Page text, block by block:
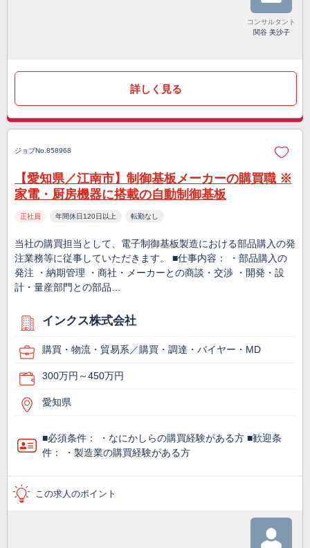
コンサルタント
関谷 美沙子
詳しく見る
ジョブNo.858968
【愛知県／江南市】制御基板メーカーの購買職 ※
家電・厨房機器に搭載の自動制御基板
正社員 年間休日120日以上 転勤なし
当社の購買担当として、電子制御基板製造における部品購入の発
注業務等に従事していただきます。 ■仕事内容： ・部品購入の
発注 ・納期管理 ・商社・メーカーとの商談・交渉 ・開発・設
計・量産部門との部品…
インクス株式会社
購買・物流・貿易系／購買・調達・バイヤー・MD
300万円～450万円
愛知県
■必須条件： ・なにかしらの購買経験がある方 ■歓迎条
件： ・製造業の購買経験がある方
この求人のポイント